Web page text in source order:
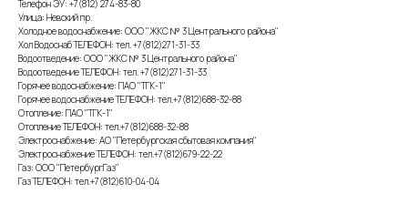
Телефон ЭУ: +7(812) 274-83-80
Улица: Невский пр.
Холодное водоснабжение: ООО "ЖКС № 3 Центрального района"
Хол Водоснаб ТЕЛЕФОН: тел. +7(812)271-31-33
Водоотведение: ООО "ЖКС № 3 Центрального района"
Водоотведение ТЕЛЕФОН: тел. +7(812)271-31-33
Горячее водоснабжение: ПАО "ТГК-1"
Горячее водоснабжение ТЕЛЕФОН: тел.+7(812)688-32-88
Отопление: ПАО "ТГК-1"
Отопление ТЕЛЕФОН: тел.+7(812)688-32-88
Электроснабжение: АО "Петербургская сбытовая компания"
Электроснабжение ТЕЛЕФОН: тел.+7(812)679-22-22
Газ: ООО "ПетербургГаз"
Газ ТЕЛЕФОН: тел.+7(812)610-04-04